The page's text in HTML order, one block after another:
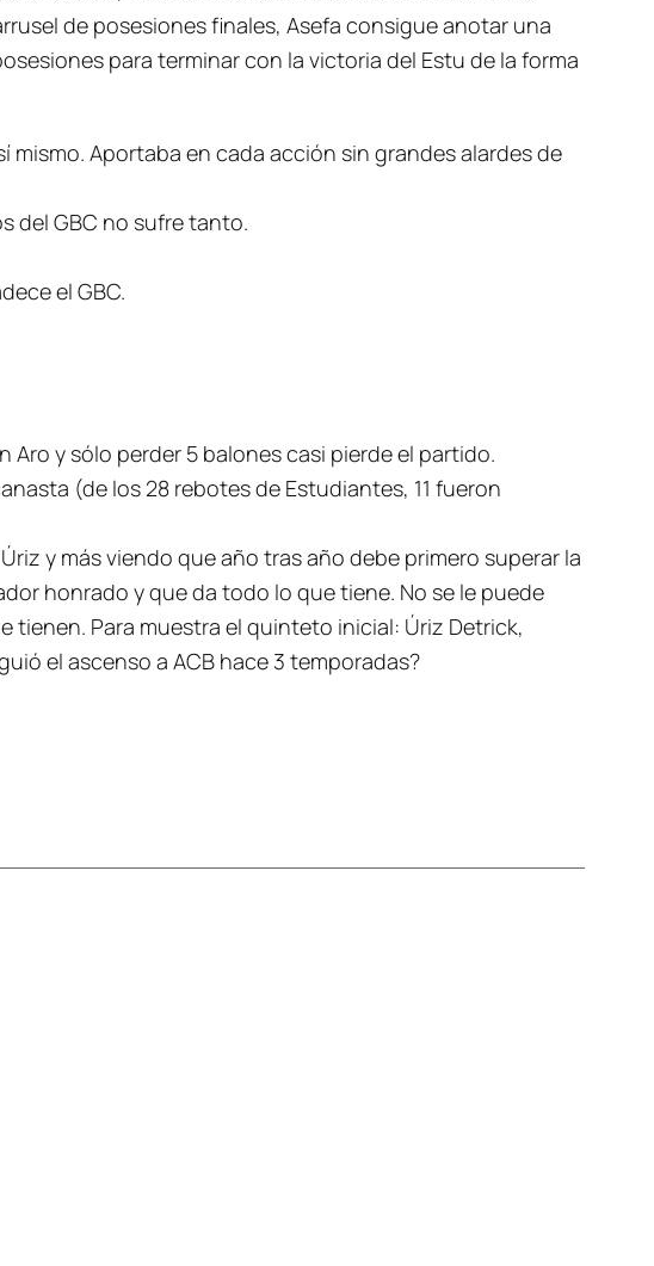
de posesiones finales, Asefa consigue anotar una
para terminar con la victoria del Estu de la forma
Aportaba en cada acción sin grandes alardes de
del GBC no sufre tanto.
el GBC.
y sólo perder 5 balones casi pierde el partido.
(de los 28 rebotes de Estudiantes, 11 fueron
y más viendo que año tras año debe primero superar la
honrado y que da todo lo que tiene. No se le puede
tienen. Para muestra el quinteto inicial: Úriz Detrick,
el ascenso a ACB hace 3 temporadas?